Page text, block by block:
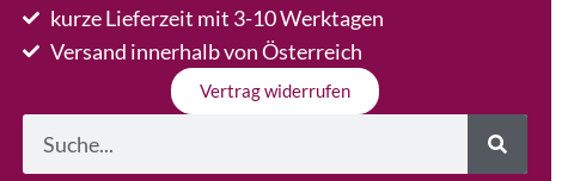
kurze Lieferzeit mit 3-10 Werktagen
Versand innerhalb von Österreich
Vertrag widerrufen